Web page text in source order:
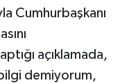
Cumhurbaşkanı
açıklamada,
demiyorum,